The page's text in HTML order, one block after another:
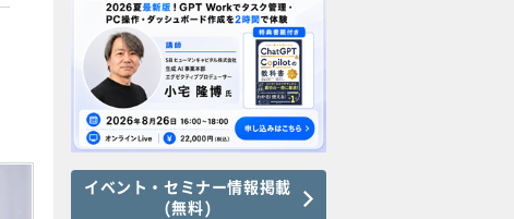
イベント・セミナー情報掲載
(無料)